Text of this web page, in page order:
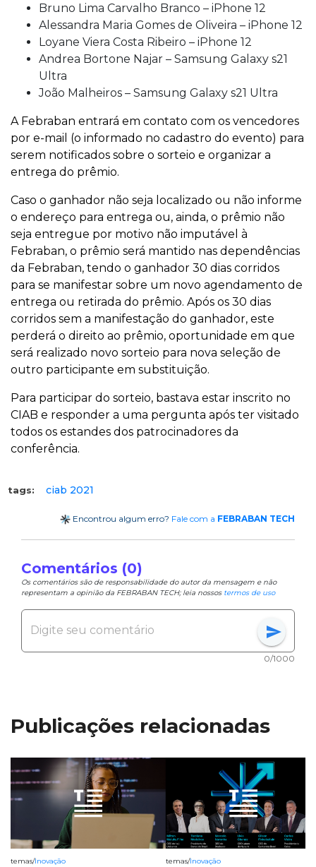
Bruno Lima Carvalho Branco – iPhone 12
Alessandra Maria Gomes de Oliveira – iPhone 12
Loyane Viera Costa Ribeiro – iPhone 12
Andrea Bortone Najar – Samsung Galaxy s21
Ultra
João Malheiros – Samsung Galaxy s21 Ultra
A Febraban entrará em contato com os vencedores
por e-mail (o informado no cadastro do evento) para
serem notificados sobre o sorteio e organizar a
entrega do prêmio.
Caso o ganhador não seja localizado ou não informe
o endereço para entrega ou, ainda, o prêmio não
seja entregue por motivo não imputável à
Febraban, o prêmio será mantido nas dependências
da Febraban, tendo o ganhador 30 dias corridos
para se manifestar sobre um novo agendamento de
entrega ou retirada do prêmio. Após os 30 dias
corridos sem a manifestação do ganhador, este
perderá o direito ao prêmio, oportunidade em que
será realizado novo sorteio para nova seleção de
outro participante em substituição.
Para participar do sorteio, bastava estar inscrito no
CIAB e responder a uma pergunta após ter visitado
todos os estandes dos patrocinadores da
conferência.
tags: ciab 2021
Encontrou algum erro? Fale com a FEBRABAN TECH
Comentários (0)
Os comentários são de responsabilidade do autor da mensagem e não
representam a opinião da FEBRABAN TECH; leia nossos termos de uso
send
0/1000
Publicações relacionadas
temas/Inovação temas/Inovação